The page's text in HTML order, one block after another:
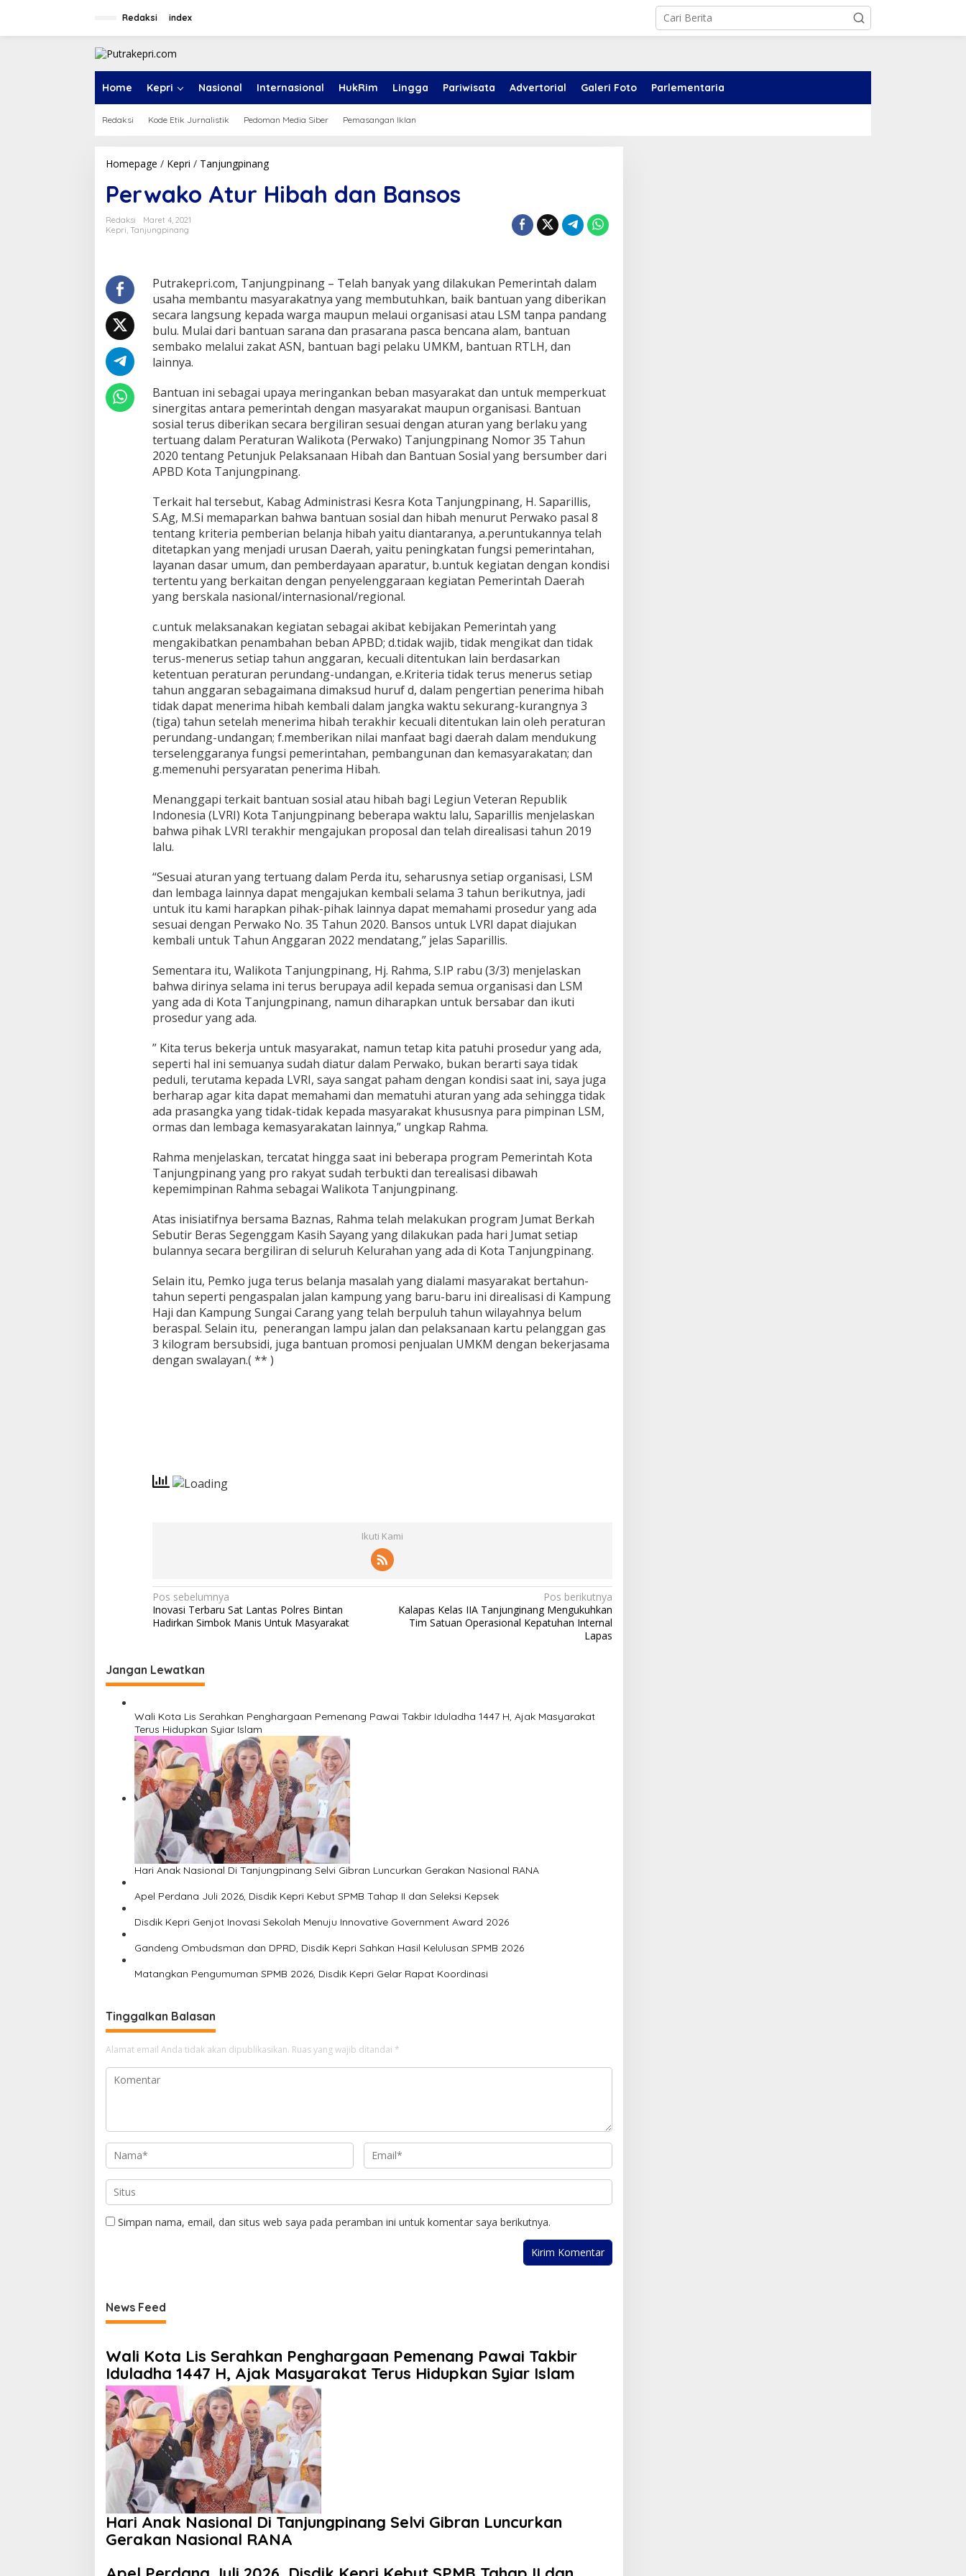
Redaksi index
Home Kepri Nasional Internasional HukRim Lingga Pariwisata Advertorial Galeri Foto Parlementaria
Redaksi Kode Etik Jurnalistik Pedoman Media Siber Pemasangan Iklan
Homepage / Kepri / TanjungpinangP
r
w
u
H
i
b
a
n
B
a
n
s
o
s
Perwako Atur Hibah dan Bansos
Redaksi
Maret 4, 2021
Kepri, Tanjungpinang
Putrakepri.com, Tanjungpinang – Telah banyak yang dilakukan Pemerintah dalam
usaha membantu masyarakatnya yang membutuhkan, baik bantuan yang diberikan
secara langsung kepada warga maupun melaui organisasi atau LSM tanpa pandang
bulu. Mulai dari bantuan sarana dan prasarana pasca bencana alam, bantuan
sembako melalui zakat ASN, bantuan bagi pelaku UMKM, bantuan RTLH, dan
lainnya.
Bantuan ini sebagai upaya meringankan beban masyarakat dan untuk memperkuat
sinergitas antara pemerintah dengan masyarakat maupun organisasi. Bantuan
sosial terus diberikan secara bergiliran sesuai dengan aturan yang berlaku yang
tertuang dalam Peraturan Walikota (Perwako) Tanjungpinang Nomor 35 Tahun
2020 tentang Petunjuk Pelaksanaan Hibah dan Bantuan Sosial yang bersumber dari
APBD Kota Tanjungpinang.
Terkait hal tersebut, Kabag Administrasi Kesra Kota Tanjungpinang, H. Saparillis,
S.Ag, M.Si memaparkan bahwa bantuan sosial dan hibah menurut Perwako pasal 8
tentang kriteria pemberian belanja hibah yaitu diantaranya, a.peruntukannya telah
ditetapkan yang menjadi urusan Daerah, yaitu peningkatan fungsi pemerintahan,
layanan dasar umum, dan pemberdayaan aparatur, b.untuk kegiatan dengan kondisi
tertentu yang berkaitan dengan penyelenggaraan kegiatan Pemerintah Daerah
yang berskala nasional/internasional/regional.
c.untuk melaksanakan kegiatan sebagai akibat kebijakan Pemerintah yang
mengakibatkan penambahan beban APBD; d.tidak wajib, tidak mengikat dan tidak
terus-menerus setiap tahun anggaran, kecuali ditentukan lain berdasarkan
ketentuan peraturan perundang-undangan, e.Kriteria tidak terus menerus setiap
tahun anggaran sebagaimana dimaksud huruf d, dalam pengertian penerima hibah
tidak dapat menerima hibah kembali dalam jangka waktu sekurang-kurangnya 3
(tiga) tahun setelah menerima hibah terakhir kecuali ditentukan lain oleh peraturan
perundang-undangan; f.memberikan nilai manfaat bagi daerah dalam mendukung
terselenggaranya fungsi pemerintahan, pembangunan dan kemasyarakatan; dan
g.memenuhi persyaratan penerima Hibah.
Menanggapi terkait bantuan sosial atau hibah bagi Legiun Veteran Republik
Indonesia (LVRI) Kota Tanjungpinang beberapa waktu lalu, Saparillis menjelaskan
bahwa pihak LVRI terakhir mengajukan proposal dan telah direalisasi tahun 2019
lalu.
“Sesuai aturan yang tertuang dalam Perda itu, seharusnya setiap organisasi, LSM
dan lembaga lainnya dapat mengajukan kembali selama 3 tahun berikutnya, jadi
untuk itu kami harapkan pihak-pihak lainnya dapat memahami prosedur yang ada
sesuai dengan Perwako No. 35 Tahun 2020. Bansos untuk LVRI dapat diajukan
kembali untuk Tahun Anggaran 2022 mendatang,” jelas Saparillis.
Sementara itu, Walikota Tanjungpinang, Hj. Rahma, S.IP rabu (3/3) menjelaskan
bahwa dirinya selama ini terus berupaya adil kepada semua organisasi dan LSM
yang ada di Kota Tanjungpinang, namun diharapkan untuk bersabar dan ikuti
prosedur yang ada.
” Kita terus bekerja untuk masyarakat, namun tetap kita patuhi prosedur yang ada,
seperti hal ini semuanya sudah diatur dalam Perwako, bukan berarti saya tidak
peduli, terutama kepada LVRI, saya sangat paham dengan kondisi saat ini, saya juga
berharap agar kita dapat memahami dan mematuhi aturan yang ada sehingga tidak
ada prasangka yang tidak-tidak kepada masyarakat khususnya para pimpinan LSM,
ormas dan lembaga kemasyarakatan lainnya,” ungkap Rahma.
Rahma menjelaskan, tercatat hingga saat ini beberapa program Pemerintah Kota
Tanjungpinang yang pro rakyat sudah terbukti dan terealisasi dibawah
kepemimpinan Rahma sebagai Walikota Tanjungpinang.
Atas inisiatifnya bersama Baznas, Rahma telah melakukan program Jumat Berkah
Sebutir Beras Segenggam Kasih Sayang yang dilakukan pada hari Jumat setiap
bulannya secara bergiliran di seluruh Kelurahan yang ada di Kota Tanjungpinang.
Selain itu, Pemko juga terus belanja masalah yang dialami masyarakat bertahun-
tahun seperti pengaspalan jalan kampung yang baru-baru ini direalisasi di Kampung
Haji dan Kampung Sungai Carang yang telah berpuluh tahun wilayahnya belum
beraspal. Selain itu, penerangan lampu jalan dan pelaksanaan kartu pelanggan gas
3 kilogram bersubsidi, juga bantuan promosi penjualan UMKM dengan bekerjasama
dengan swalayan.( ** )
Ikuti Kami
N
a
i
g
s
i
p
o
s
Pos sebelumnya
Inovasi Terbaru Sat Lantas Polres Bintan
Hadirkan Simbok Manis Untuk Masyarakat
Pos berikutnya
Kalapas Kelas IIA Tanjunginang Mengukuhkan
Tim Satuan Operasional Kepatuhan Internal
Lapas
Jangan Lewatkan
Wali Kota Lis Serahkan Penghargaan Pemenang Pawai Takbir Iduladha 1447 H, Ajak Masyarakat
Terus Hidupkan Syiar Islam
Hari Anak Nasional Di Tanjungpinang Selvi Gibran Luncurkan Gerakan Nasional RANA
Apel Perdana Juli 2026, Disdik Kepri Kebut SPMB Tahap II dan Seleksi Kepsek
Disdik Kepri Genjot Inovasi Sekolah Menuju Innovative Government Award 2026
Gandeng Ombudsman dan DPRD, Disdik Kepri Sahkan Hasil Kelulusan SPMB 2026
Matangkan Pengumuman SPMB 2026, Disdik Kepri Gelar Rapat Koordinasi
Tinggalkan Balasan
Alamat email Anda tidak akan dipublikasikan. Ruas yang wajib ditandai *
Simpan nama, email, dan situs web saya pada peramban ini untuk komentar saya berikutnya.
News Feed
Wali Kota Lis Serahkan Penghargaan Pemenang Pawai Takbir
Iduladha 1447 H, Ajak Masyarakat Terus Hidupkan Syiar Islam
Hari Anak Nasional Di Tanjungpinang Selvi Gibran Luncurkan
Gerakan Nasional RANA